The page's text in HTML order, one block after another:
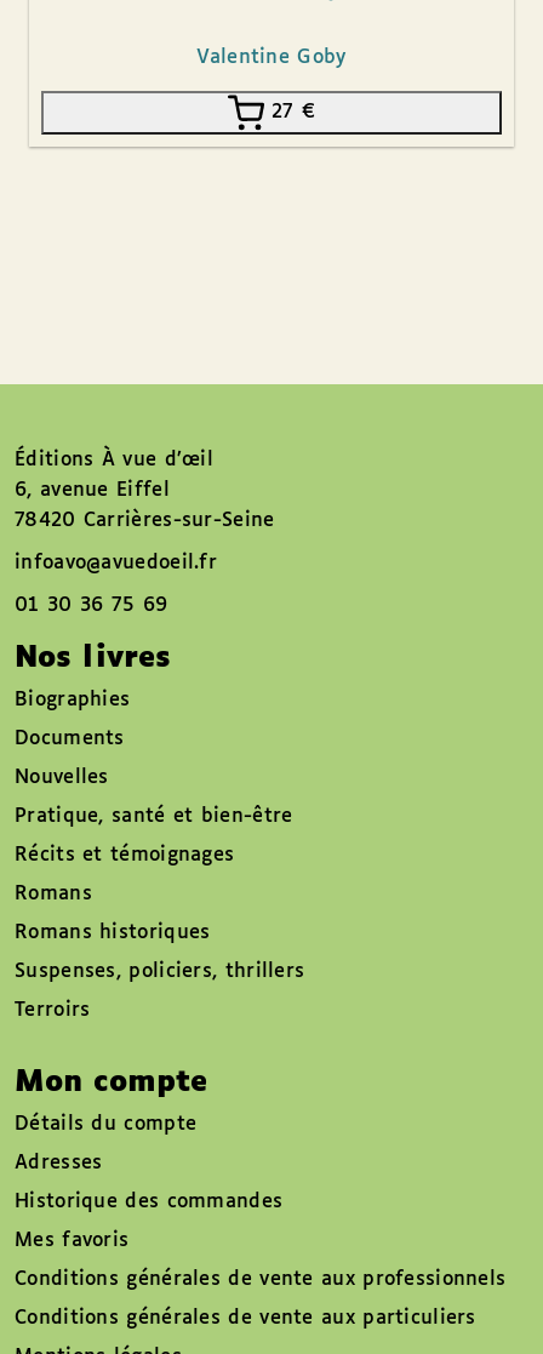
Valentine Goby
27 €
Éditions À vue d’œil
6, avenue Eiffel
78420 Carrières-sur-Seine
infoavo@avuedoeil.fr
01 30 36 75 69
Nos livres
Biographies
Documents
Nouvelles
Pratique, santé et bien-être
Récits et témoignages
Romans
Romans historiques
Suspenses, policiers, thrillers
Terroirs
Mon compte
Détails du compte
Adresses
Historique des commandes
Mes favoris
Conditions générales de vente aux professionnels
Conditions générales de vente aux particuliers